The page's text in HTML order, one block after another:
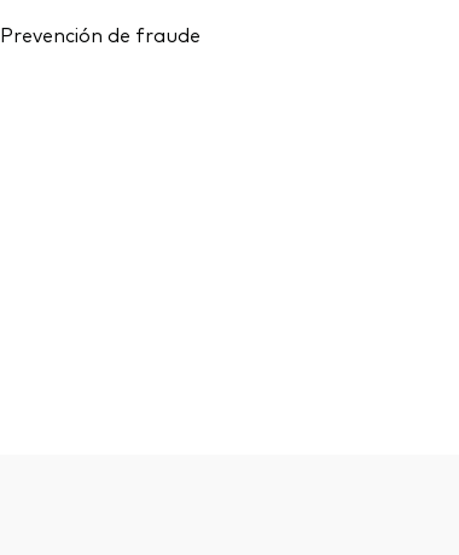
Prevención de fraude